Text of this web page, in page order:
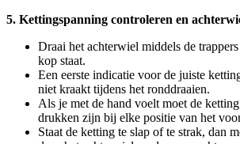
5. Kettingspanning controleren en
Draai het achterwiel middels de
kop staat.
Een eerste indicatie voor de juiste
niet kraakt tijdens het ronddraaien.
Als je met de hand voelt moet de
drukken zijn bij elke positie van het
Staat de ketting te slap of te strak, dan